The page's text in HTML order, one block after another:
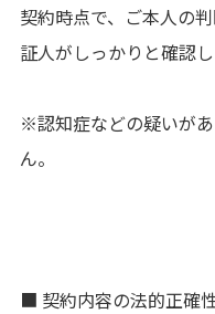
契約時点で、ご本人の
証人がしっかりと確認し
※認知症などの疑いが
ん。
■ 契約内容の法的正確